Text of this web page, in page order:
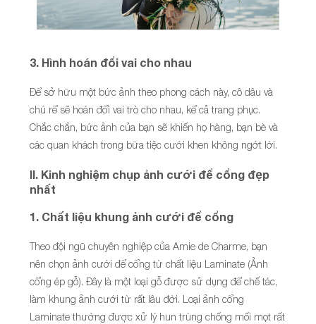
3. Hình hoán đổi vai cho nhau
Để sở hữu một bức ảnh theo phong cách này, cô dâu và
chú rể sẽ hoán đổi vai trò cho nhau, kể cả trang phục.
Chắc chắn, bức ảnh của bạn sẽ khiến họ hàng, bạn bè và
các quan khách trong bữa tiệc cưới khen không ngớt lời.
II. Kinh nghiệm chụp ảnh cưới để cổng đẹp
nhất
1. Chất liệu khung ảnh cưới để cổng
Theo đội ngũ chuyên nghiệp của Amie de Charme, bạn
nên chọn ảnh cưới để cổng từ chất liệu Laminate (Ảnh
cổng ép gỗ). Đây là một loại gỗ được sử dụng để chế tác,
làm khung ảnh cưới từ rất lâu đời. Loại ảnh cổng
Laminate thường được xử lý hun trùng chống mối mọt rất